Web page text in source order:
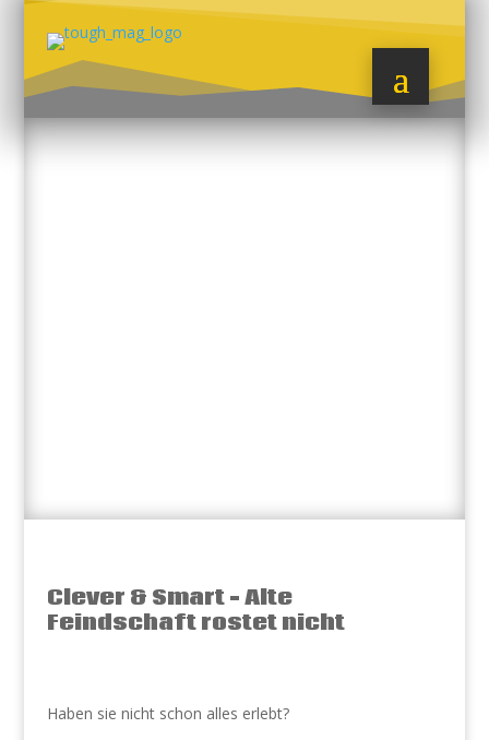
Clever & Smart – Alte
Feindschaft rostet nicht
Haben sie nicht schon alles erlebt?